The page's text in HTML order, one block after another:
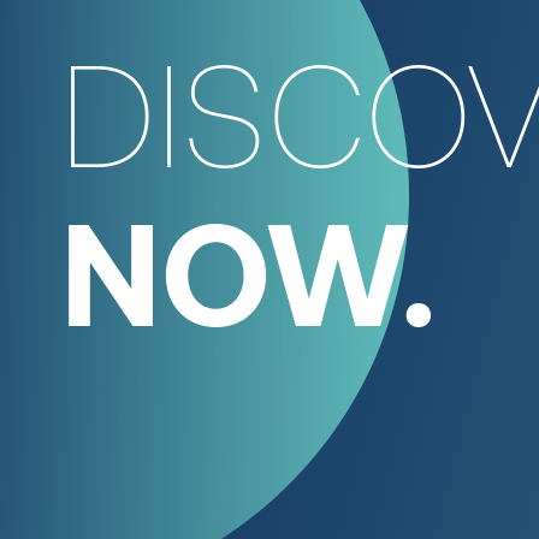
NOW.